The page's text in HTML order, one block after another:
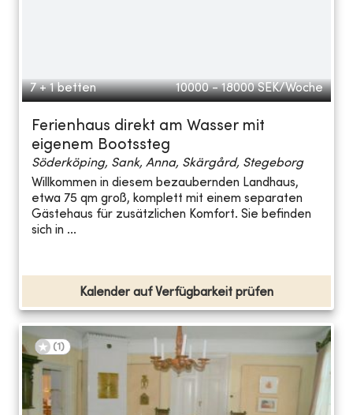
7 + 1 betten 10000 - 18000 SEK/Woche
Ferienhaus direkt am Wasser mit
eigenem Bootssteg
Söderköping, Sank, Anna, Skärgård, Stegeborg
Willkommen in diesem bezaubernden Landhaus,
etwa 75 qm groß, komplett mit einem separaten
Gästehaus für zusätzlichen Komfort. Sie befinden
sich in ...
Kalender auf Verfügbarkeit prüfen
(1 )